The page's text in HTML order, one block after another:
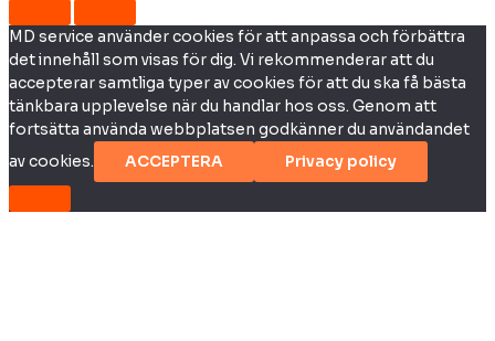
MD service använder cookies för att anpassa och förbättra
det innehåll som visas för dig. Vi rekommenderar att du
accepterar samtliga typer av cookies för att du ska få bästa
tänkbara upplevelse när du handlar hos oss. Genom att
fortsätta använda webbplatsen godkänner du användandet
av cookies.
ACCEPTERA Privacy policy